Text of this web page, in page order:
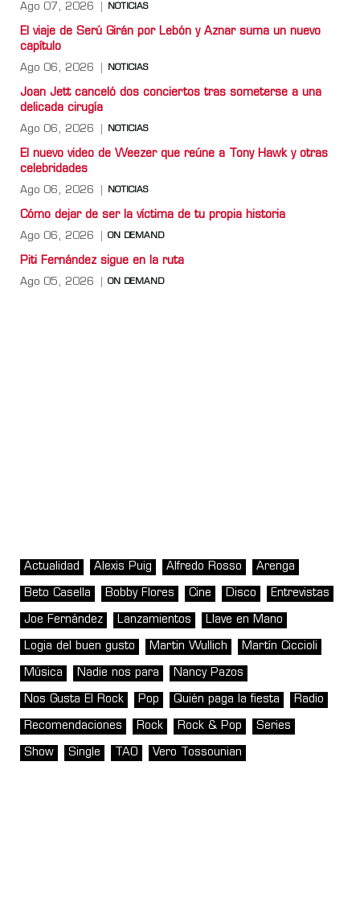
Ago 07, 2026 NOTICIAS
El viaje de Serú Girán por Lebón y Aznar suma un nuevo
capítulo
Ago 06, 2026 NOTICIAS
Joan Jett canceló dos conciertos tras someterse a una
delicada cirugía
Ago 06, 2026 NOTICIAS
El nuevo video de Weezer que reúne a Tony Hawk y otras
celebridades
Ago 06, 2026 NOTICIAS
Cómo dejar de ser la víctima de tu propia historia
Ago 06, 2026 ON DEMAND
Piti Fernández sigue en la ruta
Ago 05, 2026 ON DEMAND
Actualidad Alexis Puig Alfredo Rosso Arenga
Beto Casella Bobby Flores Cine Disco Entrevistas
Joe Fernández Lanzamientos Llave en Mano
Logia del buen gusto Martin Wullich Martín Ciccioli
Música Nadie nos para Nancy Pazos
Nos Gusta El Rock Pop Quién paga la fiesta Radio
Recomendaciones Rock Rock & Pop Series
Show Single TAO Vero Tossounian